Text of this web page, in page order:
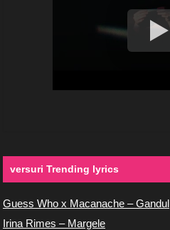
versuri Trending lyrics
Guess Who x Macanache – Gandul
Irina Rimes – Margele